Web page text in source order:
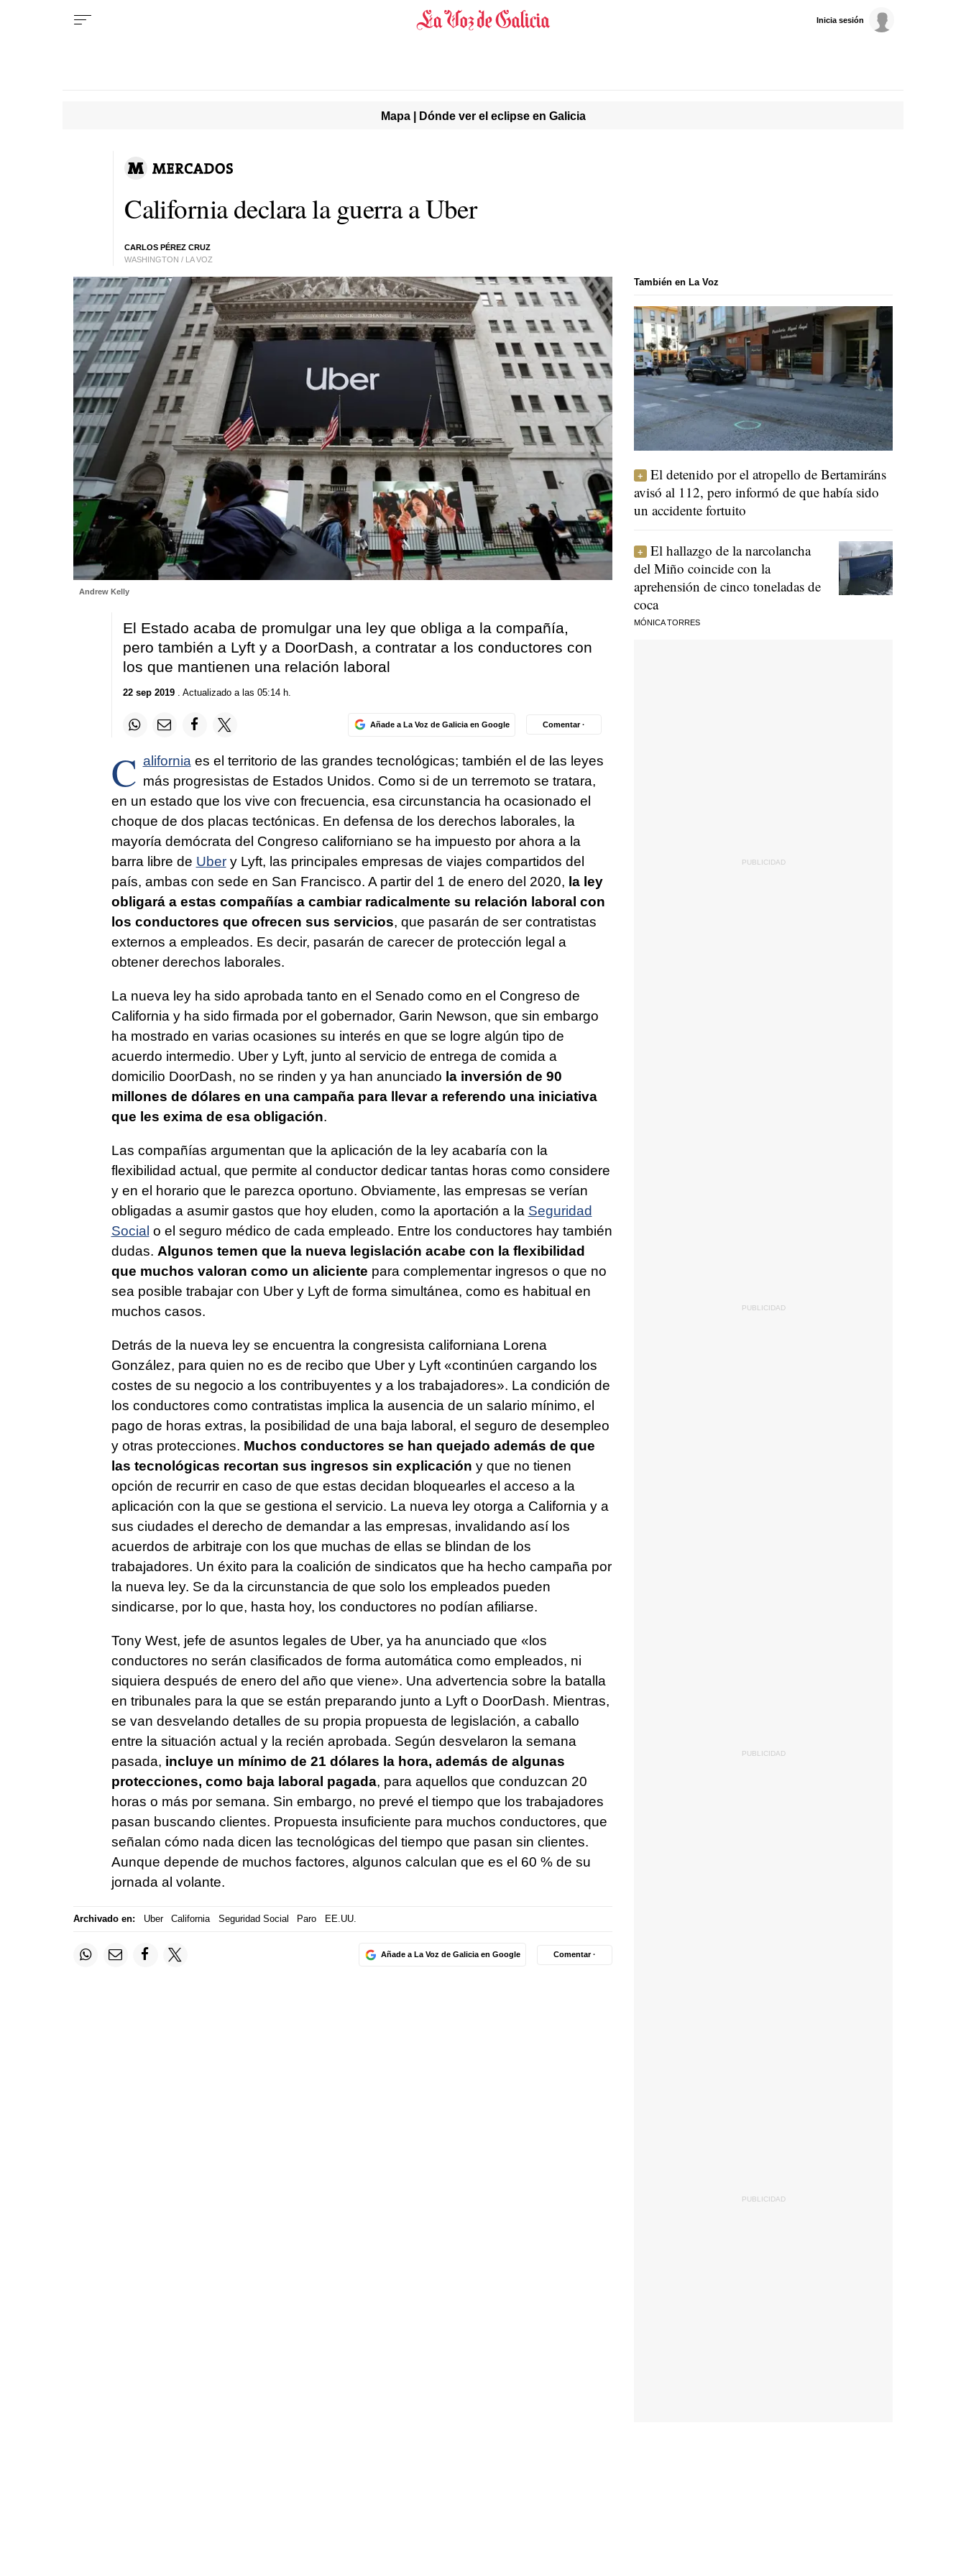
Inicia sesión
Mapa | Dónde ver el eclipse en Galicia
California declara la guerra a Uber
CARLOS PÉREZ CRUZ
WASHINGTON / LA VOZ
Andrew Kelly
El Estado acaba de promulgar una ley que obliga a la compañía,
pero también a Lyft y a DoorDash, a contratar a los conductores con
los que mantienen una relación laboral
22 sep 2019. Actualizado a las 05:14 h.
Añade a La Voz de Galicia en Google Comentar ·
C alifornia es el territorio de las grandes tecnológicas; también el de las leyes
más progresistas de Estados Unidos. Como si de un terremoto se tratara,
en un estado que los vive con frecuencia, esa circunstancia ha ocasionado el
choque de dos placas tectónicas. En defensa de los derechos laborales, la
mayoría demócrata del Congreso californiano se ha impuesto por ahora a la
barra libre de Ubery Lyft, las principales empresas de viajes compartidos del
país, ambas con sede en San Francisco. A partir del 1 de enero del 2020, la ley
obligará a estas compañías a cambiar radicalmente su relación laboral con
los conductores que ofrecen sus servicios, que pasarán de ser contratistas
externos a empleados. Es decir, pasarán de carecer de protección legal a
obtener derechos laborales.
La nueva ley ha sido aprobada tanto en el Senado como en el Congreso de
California y ha sido firmada por el gobernador, Garin Newson, que sin embargo
ha mostrado en varias ocasiones su interés en que se logre algún tipo de
acuerdo intermedio. Uber y Lyft, junto al servicio de entrega de comida a
domicilio DoorDash, no se rinden y ya han anunciado la inversión de 90
millones de dólares en una campaña para llevar a referendo una iniciativa
que les exima de esa obligación.
Las compañías argumentan que la aplicación de la ley acabaría con la
flexibilidad actual, que permite al conductor dedicar tantas horas como considere
y en el horario que le parezca oportuno. Obviamente, las empresas se verían
obligadas a asumir gastos que hoy eluden, como la aportación a la Seguridad
Social o el seguro médico de cada empleado. Entre los conductores hay también
dudas. Algunos temen que la nueva legislación acabe con la flexibilidad
que muchos valoran como un aliciente para complementar ingresos o que no
sea posible trabajar con Uber y Lyft de forma simultánea, como es habitual en
muchos casos.
Detrás de la nueva ley se encuentra la congresista californiana Lorena
González, para quien no es de recibo que Uber y Lyft «continúen cargando los
costes de su negocio a los contribuyentes y a los trabajadores». La condición de
los conductores como contratistas implica la ausencia de un salario mínimo, el
pago de horas extras, la posibilidad de una baja laboral, el seguro de desempleo
y otras protecciones. Muchos conductores se han quejado además de que
las tecnológicas recortan sus ingresos sin explicación y que no tienen
opción de recurrir en caso de que estas decidan bloquearles el acceso a la
aplicación con la que se gestiona el servicio. La nueva ley otorga a California y a
sus ciudades el derecho de demandar a las empresas, invalidando así los
acuerdos de arbitraje con los que muchas de ellas se blindan de los
trabajadores. Un éxito para la coalición de sindicatos que ha hecho campaña por
la nueva ley. Se da la circunstancia de que solo los empleados pueden
sindicarse, por lo que, hasta hoy, los conductores no podían afiliarse.
Tony West, jefe de asuntos legales de Uber, ya ha anunciado que «los
conductores no serán clasificados de forma automática como empleados, ni
siquiera después de enero del año que viene». Una advertencia sobre la batalla
en tribunales para la que se están preparando junto a Lyft o DoorDash. Mientras,
se van desvelando detalles de su propia propuesta de legislación, a caballo
entre la situación actual y la recién aprobada. Según desvelaron la semana
pasada, incluye un mínimo de 21 dólares la hora, además de algunas
protecciones, como baja laboral pagada, para aquellos que conduzcan 20
horas o más por semana. Sin embargo, no prevé el tiempo que los trabajadores
pasan buscando clientes. Propuesta insuficiente para muchos conductores, que
señalan cómo nada dicen las tecnológicas del tiempo que pasan sin clientes.
Aunque depende de muchos factores, algunos calculan que es el 60 % de su
jornada al volante.
Archivado en: Uber California Seguridad Social Paro EE.UU.
Añade a La Voz de Galicia en Google Comentar ·
También en La Voz
El detenido por el atropello de Bertamiráns
avisó al 112, pero informó de que había sido
un accidente fortuito
El hallazgo de la narcolancha
del Miño coincide con la
aprehensión de cinco toneladas de
coca
MÓNICA TORRES